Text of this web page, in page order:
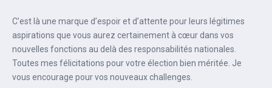
C’est là une marque d’espoir et d’attente pour leurs légitimes
aspirations que vous aurez certainement à cœur dans vos
nouvelles fonctions au delà des responsabilités nationales.
Toutes mes félicitations pour votre élection bien méritée. Je
vous encourage pour vos nouveaux challenges.